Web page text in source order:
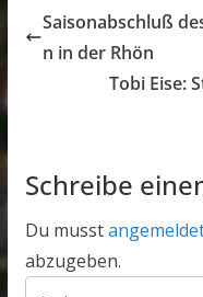
Saisonabschluß
n in der Rhön
Tobi Eise:
Schreibe
Du musst
abzugeben.